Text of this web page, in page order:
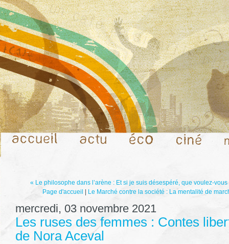
« Le philosophe dans l’arène : Et si je suis désespéré, que voulez-vous
Page d'accueil
Le Marché contre la société : La mentalité de
mercredi, 03 novembre 2021
Les ruses des femmes : Contes
de Nora Aceval